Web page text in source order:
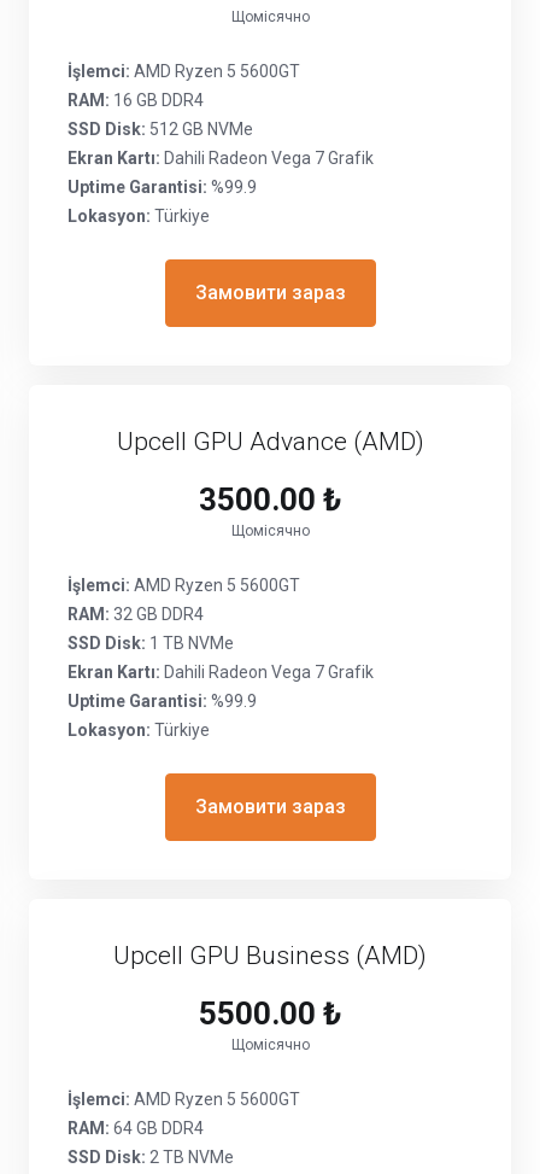
Щомісячно
İşlemci: AMD Ryzen 5 5600GT
RAM: 16 GB DDR4
SSD Disk: 512 GB NVMe
Ekran Kartı: Dahili Radeon Vega 7 Grafik
Uptime Garantisi: %99.9
Lokasyon: Türkiye
Замовити зараз
Upcell GPU Advance (AMD)
3500.00 ₺
Щомісячно
İşlemci: AMD Ryzen 5 5600GT
RAM: 32 GB DDR4
SSD Disk: 1 TB NVMe
Ekran Kartı: Dahili Radeon Vega 7 Grafik
Uptime Garantisi: %99.9
Lokasyon: Türkiye
Замовити зараз
Upcell GPU Business (AMD)
5500.00 ₺
Щомісячно
İşlemci: AMD Ryzen 5 5600GT
RAM: 64 GB DDR4
SSD Disk: 2 TB NVMe